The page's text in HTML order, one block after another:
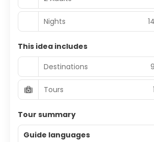
Nights 14
This idea includes
Destinations
9
Tours 1
Tour summary
Guide languages